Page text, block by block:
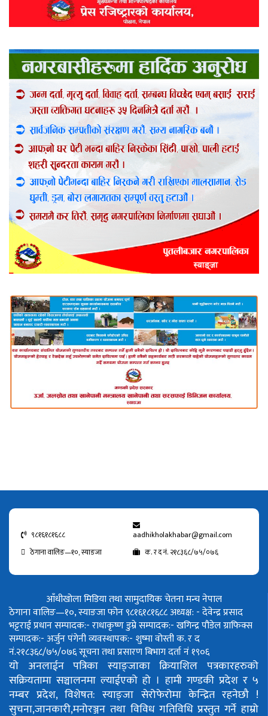
९८१६१८१६८८
aadhikholakhabar@gmail.com
ठेगाना वालिङ—१०, स्याङजा
क. र द नं. २१८३६८/७५/०७६
आँधीखोला मिडिया तथा सामुदायिक चेतना मन्च नेपाल
ठेगाना वालिङ—१०, स्याङजा फोन ९८१६१८१६८८अध्यक्ष: - देवेन्द्र प्रसाद
भट्टराईप्रधान सम्पादक:- राधाकृष्ण डुम्रेसम्पादक:- खगिन्द्र पौडेलग्राफिक्स
सम्पादक:- अर्जुन पंगेनीव्यवस्थापक:- शुष्मा वोस्तीक. र द
नं.२१८३६८/७५/०७६सूचना तथा प्रसारण बिभाग दर्ता नं १९०६
यो अनलाईन पत्रिका स्याङ्जाका क्रियाशिल पत्रकारहरुको
सक्रियतामा सञ्चालनमा ल्याईएको हो । हामी गण्डकी प्रदेश र ५
नम्बर प्रदेश, विशेषत: स्याङ्जा सेरोफेरोमा केन्द्रित रहनेछौ !
सुचना,जानकारी,मनोरञ्जन तथा विविध गतिविधि प्रस्तुत गर्ने हाम्रो